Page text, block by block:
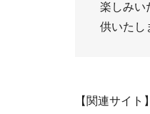
楽しみい
供いたし
【関連サイト】